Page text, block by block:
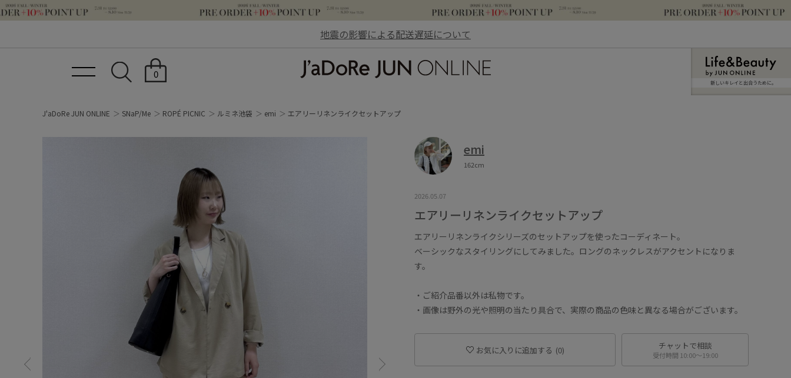
地震の影響による配送遅延について
0
新しいキレイと出合うために。
J'aDoRe JUN ONLINE SNaP/Me ROPÉ PICNIC ルミネ池袋 emi エアリーリネンライクセットアップ
emi
162cm
2026.05.07
エアリーリネンライクセットアップ
エアリーリネンライクシリーズのセットアップを使ったコーディネート。
ベーシックなスタイリングにしてみました。ロングのネックレスがアクセントになりま
す。
・ご紹介品番以外は私物です。
・画像は野外の光や照明の当たり具合で、実際の商品の色味と異なる場合がございます。
お気に入りに追加する (0) チャットで相談
受付時間 10:00〜19:00